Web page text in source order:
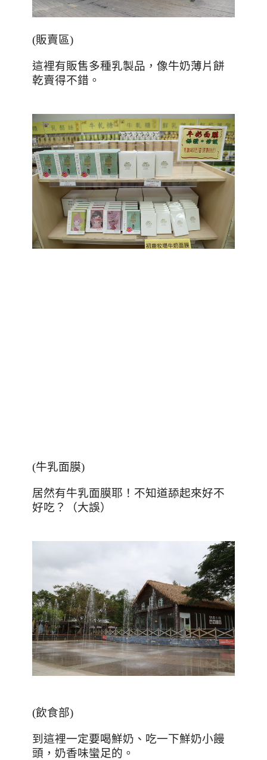
(販賣區)
這裡有販售多種乳製品，像牛奶薄片餅
乾賣得不錯。
(牛乳面膜)
居然有牛乳面膜耶！不知道舔起來好不
好吃？（大誤）
(飲食部)
到這裡一定要喝鮮奶、吃一下鮮奶小饅
頭，奶香味蠻足的。